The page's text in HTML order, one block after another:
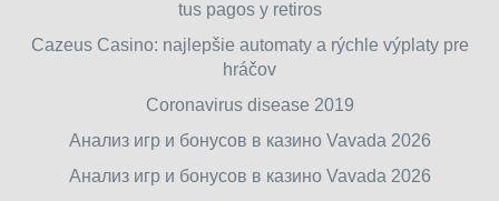
games
games.
tus pagos y retiros
Cazeus Casino: najlepšie automaty a rýchle výplaty pre
hráčov
Coronavirus disease 2019
Анализ игр и бонусов в казино Vavada 2026
Анализ игр и бонусов в казино Vavada 2026